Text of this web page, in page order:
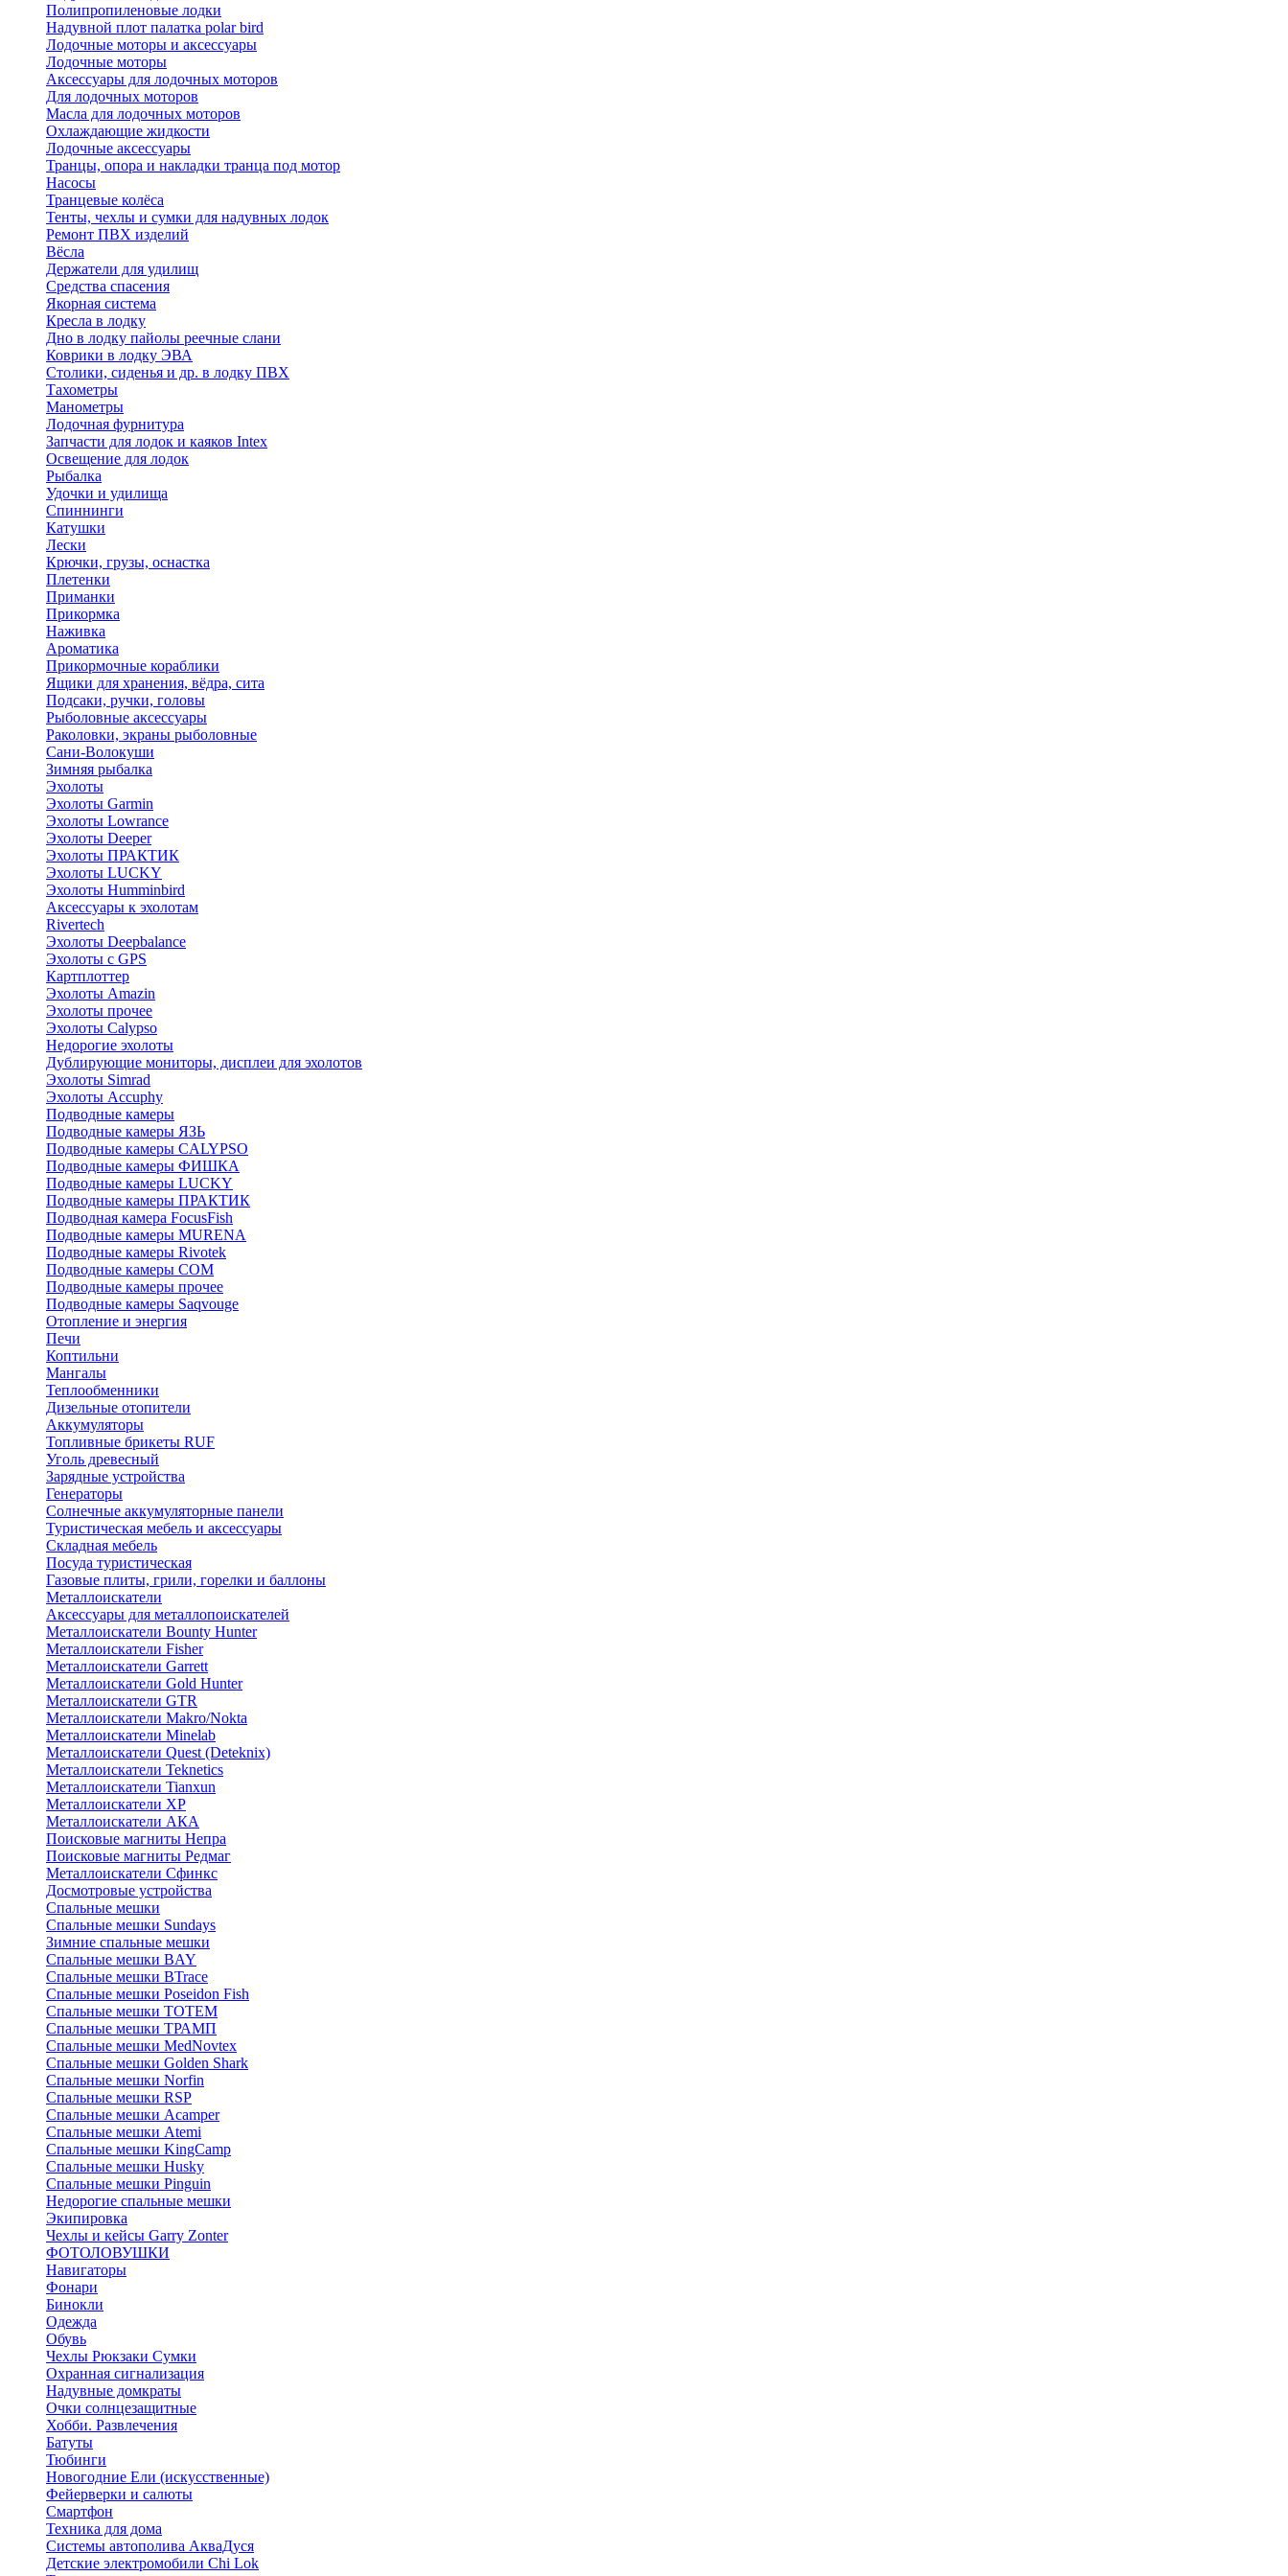
Полипропиленовые лодки
Надувной плот палатка polar bird
Лодочные моторы и аксессуары
Лодочные моторы
Аксессуары для лодочных моторов
Для лодочных моторов
Масла для лодочных моторов
Охлаждающие жидкости
Лодочные аксессуары
Транцы, опора и накладки транца под мотор
Насосы
Транцевые колёса
Тенты, чехлы и сумки для надувных лодок
Ремонт ПВХ изделий
Вёсла
Держатели для удилищ
Средства спасения
Якорная система
Кресла в лодку
Дно в лодку пайолы реечные слани
Коврики в лодку ЭВА
Столики, сиденья и др. в лодку ПВХ
Тахометры
Манометры
Лодочная фурнитура
Запчасти для лодок и каяков Intex
Освещение для лодок
Рыбалка
Удочки и удилища
Спиннинги
Катушки
Лески
Крючки, грузы, оснастка
Плетенки
Приманки
Прикормка
Наживка
Ароматика
Прикормочные кораблики
Ящики для хранения, вёдра, сита
Подсаки, ручки, головы
Рыболовные аксессуары
Раколовки, экраны рыболовные
Сани-Волокуши
Зимняя рыбалка
Эхолоты
Эхолоты Garmin
Эхолоты Lowrance
Эхолоты Deeper
Эхолоты ПРАКТИК
Эхолоты LUCKY
Эхолоты Humminbird
Аксессуары к эхолотам
Rivertech
Эхолоты Deepbalance
Эхолоты с GPS
Картплоттер
Эхолоты Amazin
Эхолоты прочее
Эхолоты Calypso
Недорогие эхолоты
Дублирующие мониторы, дисплеи для эхолотов
Эхолоты Simrad
Эхолоты Accuphy
Подводные камеры
Подводные камеры ЯЗЬ
Подводные камеры CALYPSO
Подводные камеры ФИШКА
Подводные камеры LUCKY
Подводные камеры ПРАКТИК
Подводная камера FocusFish
Подводные камеры MURENA
Подводные камеры Rivotek
Подводные камеры СОМ
Подводные камеры прочее
Подводные камеры Saqvouge
Отопление и энергия
Печи
Коптильни
Мангалы
Теплообменники
Дизельные отопители
Аккумуляторы
Топливные брикеты RUF
Уголь древесный
Зарядные устройства
Генераторы
Солнечные аккумуляторные панели
Туристическая мебель и аксессуары
Складная мебель
Посуда туристическая
Газовые плиты, грили, горелки и баллоны
Металлоискатели
Аксессуары для металлопоискателей
Металлоискатели Bounty Hunter
Металлоискатели Fisher
Металлоискатели Garrett
Металлоискатели Gold Hunter
Металлоискатели GTR
Металлоискатели Makro/Nokta
Металлоискатели Minelab
Металлоискатели Quest (Deteknix)
Металлоискатели Teknetics
Металлоискатели Tianxun
Металлоискатели XP
Металлоискатели АКА
Поисковые магниты Непра
Поисковые магниты Редмаг
Металлоискатели Сфинкс
Досмотровые устройства
Спальные мешки
Спальные мешки Sundays
Зимние спальные мешки
Спальные мешки BAY
Спальные мешки BTrace
Спальные мешки Poseidon Fish
Спальные мешки ТОТЕМ
Спальные мешки ТРАМП
Cпальные мешки MedNovtex
Спальные мешки Golden Shark
Спальные мешки Norfin
Спальные мешки RSP
Спальные мешки Acamper
Спальные мешки Atemi
Спальные мешки KingCamp
Спальные мешки Husky
Спальные мешки Pinguin
Недорогие спальные мешки
Экипировка
Чехлы и кейсы Garry Zonter
ФОТОЛОВУШКИ
Навигаторы
Фонари
Бинокли
Одежда
Обувь
Чехлы Рюкзаки Сумки
Охранная сигнализация
Надувные домкраты
Очки солнцезащитные
Хобби. Развлечения
Батуты
Тюбинги
Новогодние Ели (искусственные)
Фейерверки и салюты
Смартфон
Техника для дома
Системы автополива АкваДуся
Детские электромобили Chi Lok